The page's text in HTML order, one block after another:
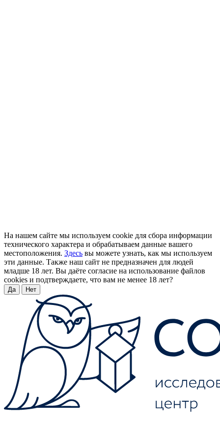
На нашем сайте мы используем cookie для сбора информации
технического характера и обрабатываем данные вашего
местоположения. Здесь вы можете узнать, как мы используем
эти данные. Также наш сайт не предназначен для людей
младше 18 лет. Вы даёте согласие на использование файлов
cookies и подтверждаете, что вам не менее 18 лет?
Да Нет